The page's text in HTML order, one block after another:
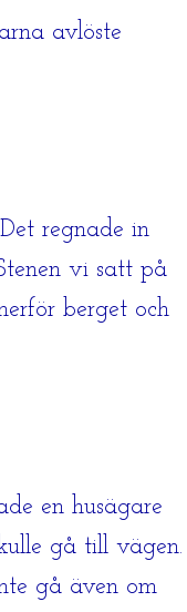
avlöste
regnade in
vi satt på
berget och
en husägare
gå till vägen.
gå även om